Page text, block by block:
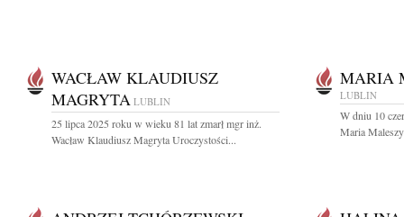
WACŁAW KLAUDIUSZ
MAGRYTA LUBLIN
25 lipca 2025 roku w wieku 81 lat zmarł mgr inż.
Wacław Klaudiusz Magryta Uroczystości...
MARIA
LUBLIN
W dniu 10
Maria